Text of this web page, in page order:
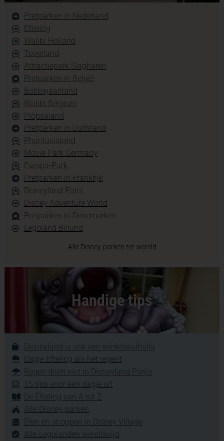
Pretparken in Nederland
Efteling
Walibi Holland
Toverland
Attractiepark Slagharen
Pretparken in België
Bobbejaanland
Walibi Belgium
Plopsaland
Pretparken in Duitsland
Phantasialand
Movie Park Germany
Europa-Park
Pretparken in Frankrijk
Disneyland Paris
Disney Adventure World
Pretparken in Denemarken
Legoland Billund
Alle Disney-parken ter wereld
Handige tips
Disneyland is ook een winkelwalhalla
Dagje Efteling als het regent
Regen deert niet in Disneyland Parijs
15 tips voor een dagje uit
De Efteling van A tot Z
Alle Disney-parken
Eten en shoppen in Disney Village
Alle Legolanden wereldwijd